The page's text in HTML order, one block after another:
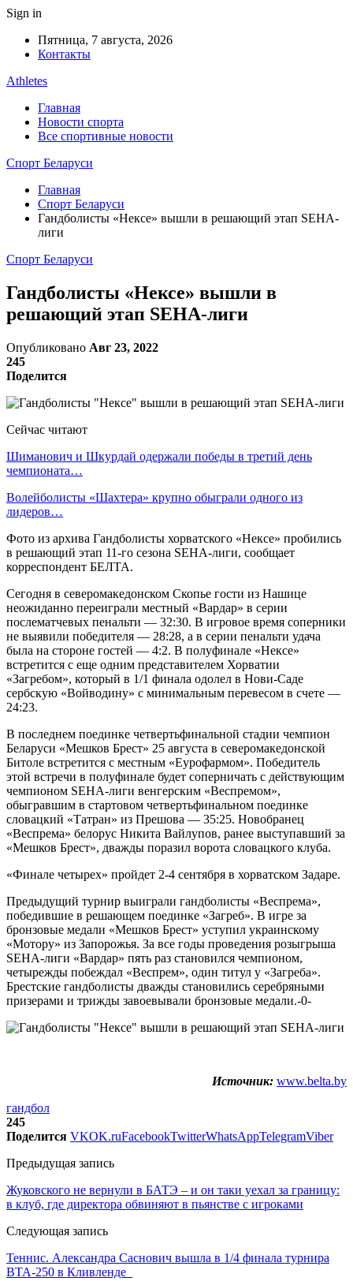
Sign in
Пятница, 7 августа, 2026
Контакты
Athletes
Главная
Новости спорта
Все спортивные новости
Спорт Беларуси
Главная
Спорт Беларуси
Гандболисты «Нексе» вышли в решающий этап SEHA-
лиги
Спорт Беларуси
Гандболисты «Нексе» вышли в
решающий этап SEHA-лиги
Опубликовано Авг 23, 2022
245
Поделится
Сейчас читают
Шиманович и Шкурдай одержали победы в третий день
чемпионата…
Волейболисты «Шахтера» крупно обыграли одного из
лидеров…
Фото из архива Гандболисты хорватского «Нексе» пробились
в решающий этап 11-го сезона SEHA-лиги, сообщает
корреспондент БЕЛТА.
Сегодня в северомакедонском Скопье гости из Нашице
неожиданно переиграли местный «Вардар» в серии
послематчевых пенальти — 32:30. В игровое время соперники
не выявили победителя — 28:28, а в серии пенальти удача
была на стороне гостей — 4:2. В полуфинале «Нексе»
встретится с еще одним представителем Хорватии
«Загребом», который в 1/1 финала одолел в Нови-Саде
сербскую «Войводину» с минимальным перевесом в счете —
24:23.
В последнем поединке четвертьфинальной стадии чемпион
Беларуси «Мешков Брест» 25 августа в северомакедонской
Битоле встретится с местным «Еурофармом». Победитель
этой встречи в полуфинале будет соперничать с действующим
чемпионом SEHA-лиги венгерским «Веспремом»,
обыгравшим в стартовом четвертьфинальном поединке
словацкий «Татран» из Прешова — 35:25. Новобранец
«Веспрема» белорус Никита Вайлупов, ранее выступавший за
«Мешков Брест», дважды поразил ворота словацкого клуба.
«Финале четырех» пройдет 2-4 сентября в хорватском Задаре.
Предыдущий турнир выиграли гандболисты «Веспрема»,
победившие в решающем поединке «Загреб». В игре за
бронзовые медали «Мешков Брест» уступил украинскому
«Мотору» из Запорожья. За все годы проведения розыгрыша
SEHA-лиги «Вардар» пять раз становился чемпионом,
четырежды побеждал «Веспрем», один титул у «Загреба».
Брестские гандболисты дважды становились серебряными
призерами и трижды завоевывали бронзовые медали.-0-
Источник: www.belta.by
гандбол
245
Поделится VKOK.ruFacebookTwitterWhatsAppTelegramViber
Предыдущая запись
Жуковского не вернули в БАТЭ – и он таки уехал за границу:
в клуб, где директора обвиняют в пьянстве с игроками
Следующая запись
Теннис. Александра Саснович вышла в 1/4 финала турнира
ВТА-250 в Кливленде